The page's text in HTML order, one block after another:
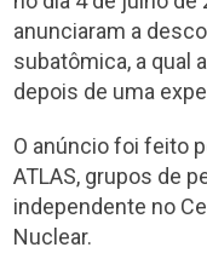
anunciaram a
subatômica, a qual
depois de uma
O anúncio foi feito
ATLAS, grupos de
independente no
Nuclear.